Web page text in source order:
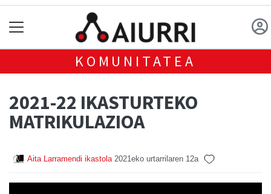
KOMUNITATEA
2021-22 IKASTURTEKO
MATRIKULAZIOA
Aita Larramendi ikastola 2021eko urtarrilaren 12a